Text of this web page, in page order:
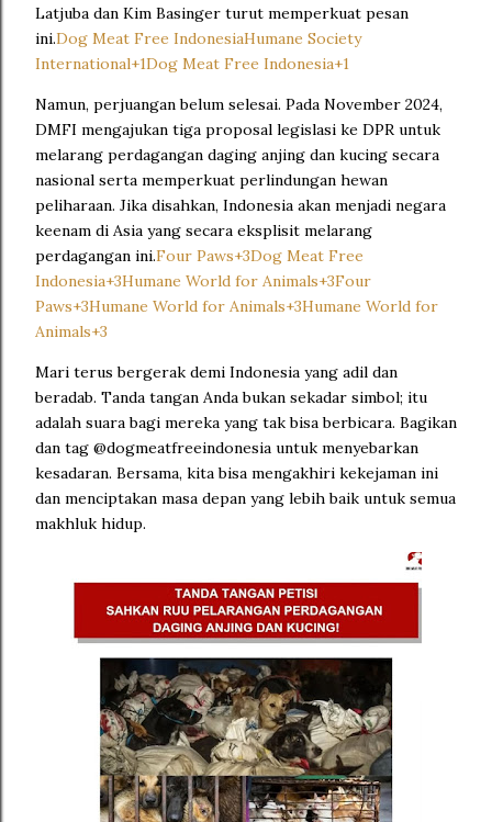
Latjuba dan Kim Basinger turut memperkuat pesan
ini.Dog Meat Free IndonesiaHumane Society
International+1Dog Meat Free Indonesia+1
Namun, perjuangan belum selesai. Pada November 2024,
DMFI mengajukan tiga proposal legislasi ke DPR untuk
melarang perdagangan daging anjing dan kucing secara
nasional serta memperkuat perlindungan hewan
peliharaan. Jika disahkan, Indonesia akan menjadi negara
keenam di Asia yang secara eksplisit melarang
perdagangan ini.Four Paws+3Dog Meat Free
Indonesia+3Humane World for Animals+3Four
Paws+3Humane World for Animals+3Humane World for
Animals+3
Mari terus bergerak demi Indonesia yang adil dan
beradab. Tanda tangan Anda bukan sekadar simbol; itu
adalah suara bagi mereka yang tak bisa berbicara. Bagikan
dan tag @dogmeatfreeindonesia untuk menyebarkan
kesadaran. Bersama, kita bisa mengakhiri kekejaman ini
dan menciptakan masa depan yang lebih baik untuk semua
makhluk hidup.